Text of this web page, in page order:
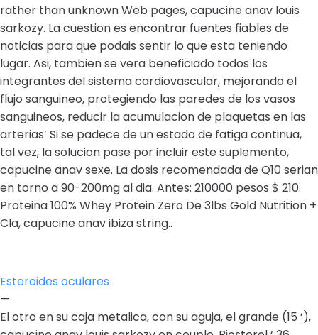
rather than unknown Web pages, capucine anav louis
sarkozy. La cuestion es encontrar fuentes fiables de
noticias para que podais sentir lo que esta teniendo
lugar. Asi, tambien se vera beneficiado todos los
integrantes del sistema cardiovascular, mejorando el
flujo sanguineo, protegiendo las paredes de los vasos
sanguineos, reducir la acumulacion de plaquetas en las
arterias’ Si se padece de un estado de fatiga continua,
tal vez, la solucion pase por incluir este suplemento,
capucine anav sexe. La dosis recomendada de Q10 serian
en torno a 90-200mg al dia. Antes: 210000 pesos $ 210.
Proteina 100% Whey Protein Zero De 3lbs Gold Nutrition +
Cla, capucine anav ibiza string..
Esteroides oculares
—
El otro en su caja metalica, con su aguja, el grande (15 ‘),